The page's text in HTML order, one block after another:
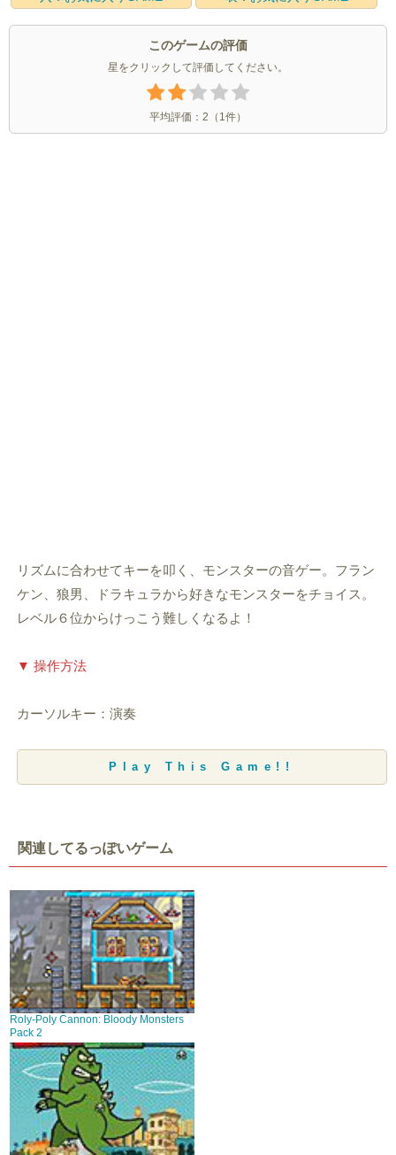
このゲームの評価
星をクリックして評価してください。
平均評価： 2 （ 1件）
リズムに合わせてキーを叩く、モンスターの音ゲー。フラン
ケン、狼男、ドラキュラから好きなモンスターをチョイス。
レベル６位からけっこう難しくなるよ！
▼ 操作方法
カーソルキー：演奏
Play This Game!!
関連してるっぽいゲーム
Roly-Poly Cannon: Bloody Monsters
Pack 2